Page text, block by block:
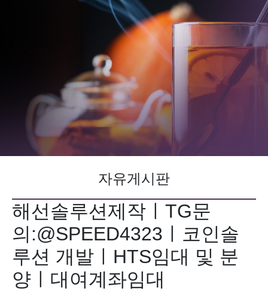
자유게시판
해선솔루션제작ㅣTG문
의:@SPEED4323ㅣ코인솔
루션 개발ㅣHTS임대 및 분
양ㅣ대여계좌임대